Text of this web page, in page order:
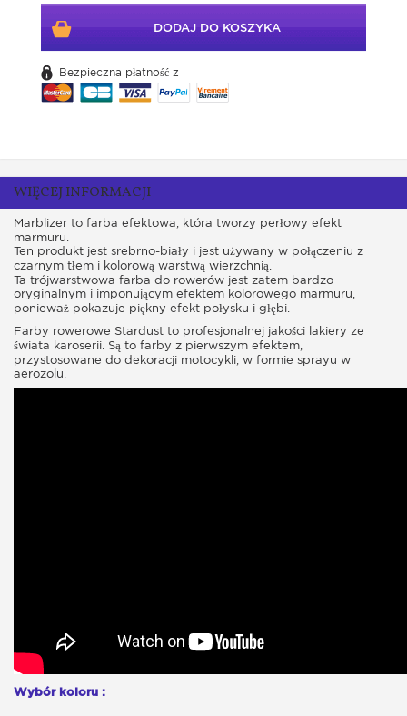
DODAJ DO KOSZYKA
Bezpieczna płatność z
WIĘCEJ INFORMACJI
Marblizer to farba efektowa, która tworzy perłowy efekt
marmuru.
Ten produkt jest srebrno-biały i jest używany w połączeniu z
czarnym tłem i kolorową warstwą wierzchnią.
Ta trójwarstwowa farba do rowerów jest zatem bardzo
oryginalnym i imponującym efektem kolorowego marmuru,
ponieważ pokazuje piękny efekt połysku i głębi.
Farby rowerowe Stardust to profesjonalnej jakości lakiery ze
świata karoserii. Są to farby z pierwszym efektem,
przystosowane do dekoracji motocykli, w formie sprayu w
aerozolu.
Wybór koloru :